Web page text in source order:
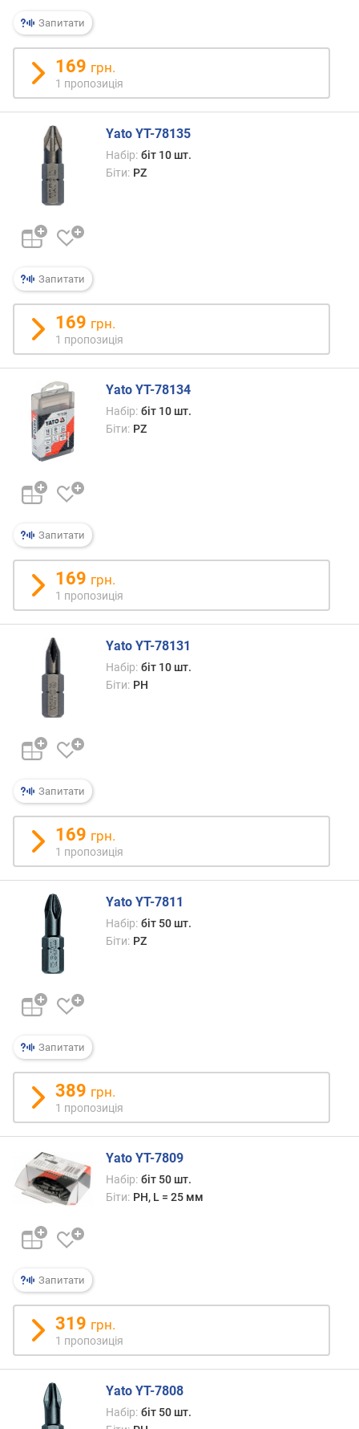
к
т
т
р
ц
е
х
г
л
о
о
т
.
)
ш
л
і
ь
о
в
і
б
і
S
o
(
ш
т
.
)
е
с
т
в
і
і
т
и
P
H
(
P
h
i
l
i
)
(
ш
т
.
)
х
р
Запитати
169 грн.
1 пропозиція
Запитати
Yato YT-78135
Набір: біт 10 шт.
Біти: PZ
169 грн.
1 пропозиція
Запитати
Yato YT-78134
Набір: біт 10 шт.
Біти: PZ
169 грн.
1 пропозиція
Запитати
Yato YT-78131
Набір: біт 10 шт.
Біти: PH
169 грн.
1 пропозиція
Запитати
Yato YT-7811
Набір: біт 50 шт.
Біти: PZ
389 грн.
1 пропозиція
Запитати
Yato YT-7809
Набір: біт 50 шт.
Біти: PH, L = 25 мм
319 грн.
1 пропозиція
Yato YT-7808
Набір: біт 50 шт.